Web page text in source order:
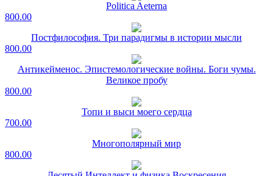
Politica Aeterna
800.00
Постфилософия. Три парадигмы в истории мысли
800.00
Антикейменос. Эпистемологические войны. Боги чумы.
Великое пробу
800.00
Топи и выси моего сердца
700.00
Многополярный мир
800.00